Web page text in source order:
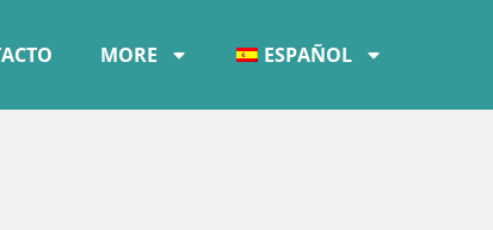
MORE ESPAÑOL